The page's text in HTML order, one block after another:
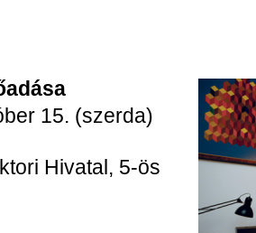
15. (szerda)
Hivatal, 5-ös